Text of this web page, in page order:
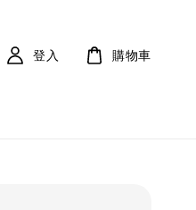
登入 購物車